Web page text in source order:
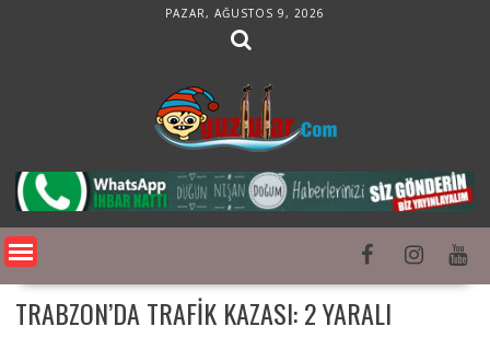
PAZAR, AĞUSTOS 9, 2026
TRABZON’DA TRAFIK KAZASI: 2 YARALI